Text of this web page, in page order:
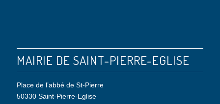
MAIRIE DE SAINT-PIERRE-EGLISE
Place de l’abbé de St-Pierre
50330 Saint-Pierre-Eglise